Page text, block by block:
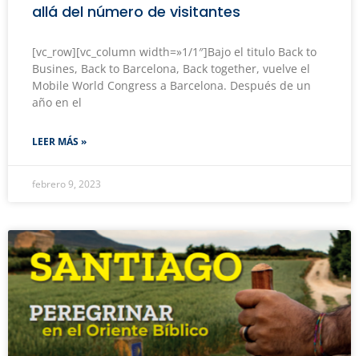
allá del número de visitantes
[vc_row][vc_column width=»1/1″]Bajo el titulo Back to
Busines, Back to Barcelona, Back together, vuelve el
Mobile World Congress a Barcelona. Después de un
año en el
LEER MÁS »
febrero 9, 2023